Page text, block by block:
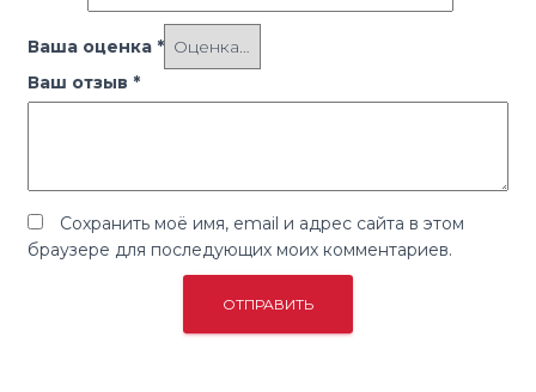
Ваша оценка *
Ваш отзыв *
Сохранить моё имя, email и адрес сайта в этом
браузере для последующих моих комментариев.